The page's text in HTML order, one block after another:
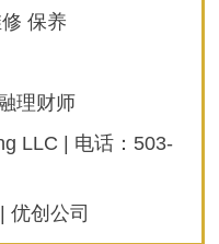
保养
理财师
LLC | 电话：503-
优创公司